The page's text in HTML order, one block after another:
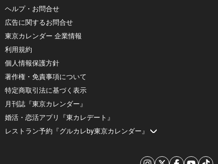
ヘルプ・お問合せ
広告に関するお問合せ
東京カレンダー 企業情報
利用規約
個人情報保護方針
著作権・免責事項について
特定商取引法に基づく表示
月刊誌『東京カレンダー』
婚活・恋活アプリ『東カレデート』
レストラン予約『グルカレby東京カレンダー』